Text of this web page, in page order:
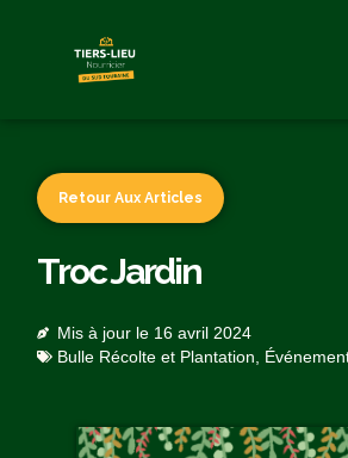
Retour Aux Articles
Troc Jardin
Mis à jour le 16 avril 2024
Bulle Récolte et Plantation